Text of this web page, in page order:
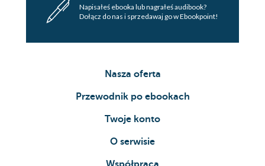
PIĘĆDZIESIĄT JEDEN
PIĘĆDZIESIĄT CZTERY
PIĘĆDZIESIĄT PIĘĆ
PIĘĆDZIESIĄT SZEŚĆ
PIĘĆDZIESIĄT SIEDEM
PIĘĆDZIESIĄT OSIEM
Napisałeś ebooka lub nagrałeś audibook?
Dołącz do nas i sprzedawaj go w Ebookpoint!
Nasza oferta
Przewodnik po ebookach
Twoje konto
O serwisie